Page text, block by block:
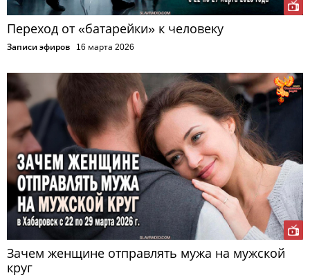
Переход от «батарейки» к человеку
Записи эфиров 16 марта 2026
Зачем женщине отправлять мужа на мужской
круг